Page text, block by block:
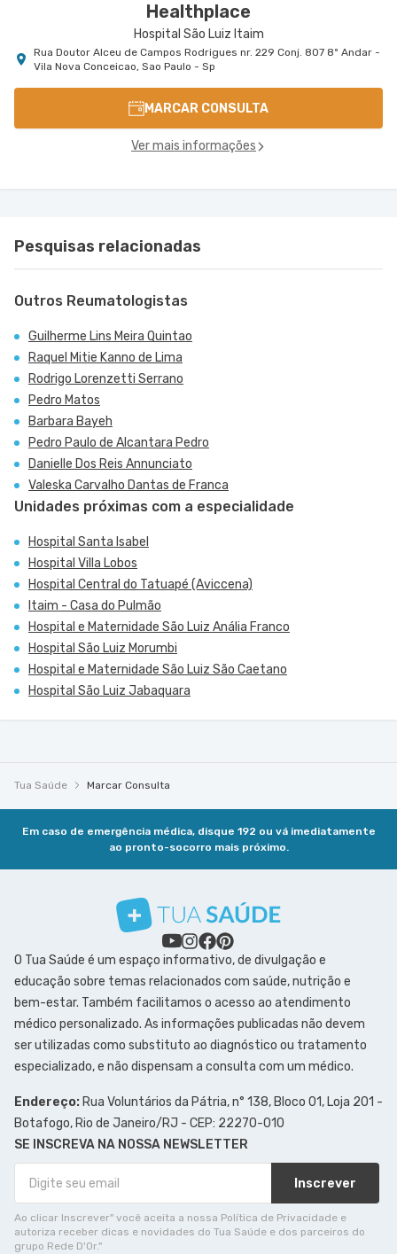
Healthplace
Hospital São Luiz Itaim
Rua Doutor Alceu de Campos Rodrigues nr. 229 Conj. 807 8º Andar -
Vila Nova Conceicao, Sao Paulo - Sp
MARCAR CONSULTA
Ver mais informações
Pesquisas relacionadas
Outros Reumatologistas
Guilherme Lins Meira Quintao
Raquel Mitie Kanno de Lima
Rodrigo Lorenzetti Serrano
Pedro Matos
Barbara Bayeh
Pedro Paulo de Alcantara Pedro
Danielle Dos Reis Annunciato
Valeska Carvalho Dantas de Franca
Unidades próximas com a especialidade
Hospital Santa Isabel
Hospital Villa Lobos
Hospital Central do Tatuapé (Aviccena)
Itaim - Casa do Pulmão
Hospital e Maternidade São Luiz Anália Franco
Hospital São Luiz Morumbi
Hospital e Maternidade São Luiz São Caetano
Hospital São Luiz Jabaquara
Tua Saúde Marcar Consulta
Em caso de emergência médica, disque 192 ou vá imediatamente
ao pronto-socorro mais próximo.
O Tua Saúde é um espaço informativo, de divulgação e
educação sobre temas relacionados com saúde, nutrição e
bem-estar. Também facilitamos o acesso ao atendimento
médico personalizado. As informações publicadas não devem
ser utilizadas como substituto ao diagnóstico ou tratamento
especializado, e não dispensam a consulta com um médico.
Endereço: Rua Voluntários da Pátria, n° 138, Bloco 01, Loja 201 -
Botafogo, Rio de Janeiro/RJ - CEP: 22270-010
SE INSCREVA NA NOSSA NEWSLETTER
Inscrever
Ao clicar Inscrever" você aceita a nossa Política de Privacidade e
autoriza receber dicas e novidades do Tua Saúde e dos parceiros do
grupo Rede D'Or."